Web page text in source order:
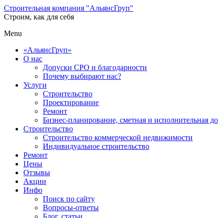
Строительная компания "АльянсГруп"
Строим, как для себя
Menu
«АльянсГруп»
О нас
Допуски СРО и благодарности
Почему выбирают нас?
Услуги
Строительство
Проектирование
Ремонт
Бизнес-планирование, сметная и исполнительная
Строительство
Строительство коммерческой недвижимости
Индивидуальное строительство
Ремонт
Цены
Отзывы
Акции
Инфо
Поиск по сайту
Вопросы-ответы
Блог, статьи